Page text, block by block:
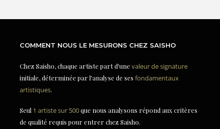
COMMENT NOUS LE MESURONS CHEZ SAISHO
Chez Saisho, chaque artiste part d'une valeur de signature
initiale, déterminée par l'analyse de ses fondamentaux
artistiques.
Seul 1 artiste sur 500que nous analysons répond aux critères
de qualité requis pour entrer chez Saisho.